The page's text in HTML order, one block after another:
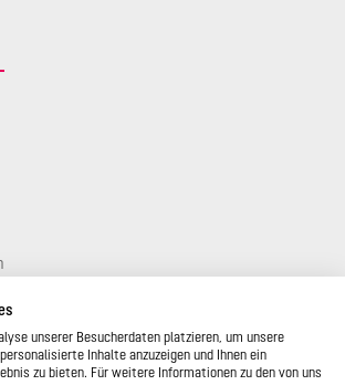
unserer Besucherdaten platzieren, um unsere
Inhalte anzuzeigen und Ihnen ein
zu bieten. Für weitere Informationen zu den von uns